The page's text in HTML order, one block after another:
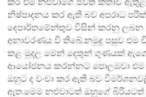
කර එම නළුවාගේ ජීවිත කතාව
නිෂ්පාදනය කර ඇති බව අපරාධ
දෙපාර්තමේන්තුව විසින් කරනු
අනාවරණය වී තිබේ.නමුදු පසුව එම
කළ මුදල මෙන් දෙතුන් ගුණයක් ඇගේ
ආයෝජනය කරන්නට පොලඹවා එම
ඔහුට ද වංචා කර ඇති බව
ඇත.මෙම නළුවාටත් ඔහුගේ බිරියටත්